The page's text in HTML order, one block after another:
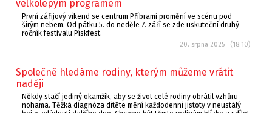
velkolepým programem
První zářijový víkend se centrum Příbrami promění ve scénu pod
širým nebem. Od pátku 5. do neděle 7. září se zde uskuteční druhý
ročník festivalu Pískfest.
20. srpna 2025 (18:10)
Společně hledáme rodiny, kterým můžeme vrátit
naději
Někdy stačí jediný okamžik, aby se život celé rodiny obrátil vzhůru
nohama. Těžká diagnóza dítěte mění každodenní jistoty v neustálý